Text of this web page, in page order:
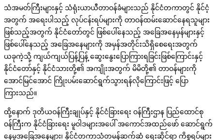
သံအမတ်ကြီးများနှင့် သံရုံးယာယီတာဝန်ခံများသည် နိုင်ငံတကာတွင် နိုင်ငံ့
အတွက် အရေးပါသည့် လုပ်ငန်းရပ်များကို တာဝန်ထမ်းဆောင်နေရသူများ
ဖြစ်သည့်အတွက် နိုင်ငံတော်တွင် ဖြစ်ပေါ်နေသည့် အခြေအနေမှန်များနှင့်
ဖြစ်ပေါ်နေသည့် အခြေအနေများကို အမှန်အတိုင်းသိရှိစေရေးအတွက်
ယခုကဲ့သို့ ကျယ်ကျယ်ပြန့်ပြန့် ဆွေးနွေးပြောကြားရခြင်းဖြစ်ကြောင်းနှင့်
နိုင်ငံတော်နှင့် နိုင်ငံသားတို့၏ အကျိုးအတွက် မိမိတို့၏ တာဝန်များကို
အောင်မြင်အောင် ကြိုးပမ်းဆောင်ရွက်သွားရန်လိုကြောင်းဖြင့် ပြော
ကြားသည်။
ထို့နောက် ဒုတိယဝန်ကြီးချုပ်နှင့် နိုင်ငံခြားရေး ဝန်ကြီးဌာန ပြည်ထောင်စု
ဝန်ကြီးက နိုင်ငံခြားရေး မူဝါဒများအပေါ် အကောင်အထည်ဖော် ဆောင်ရွက်
နေမှုအခြေအနေများ၊ နိုင်ငံတကာသံတမန်ဆက်ဆံ ရေးဆိုင်ရာ ကိစ္စရပ်များ